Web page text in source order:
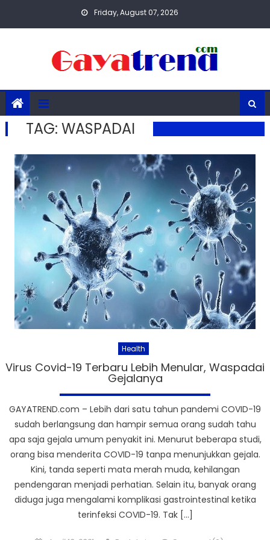
Friday, August 07, 2026
TAG: WASPADAI
Health
Virus Covid-19 Terbaru Lebih Menular, Waspadai
Gejalanya
GAYATREND.com – Lebih dari satu tahun pandemi COVID-19
sudah berlangsung dan hampir semua orang sudah tahu
apa saja gejala umum penyakit ini. Menurut beberapa studi,
orang bisa menderita COVID-19 tanpa menunjukkan gejala.
Kini, tanda seperti mata merah muda, kehilangan
pendengaran menjadi perhatian. Selain itu, banyak orang
diduga juga mengalami komplikasi gastrointestinal ketika
terinfeksi COVID-19. Tak […]